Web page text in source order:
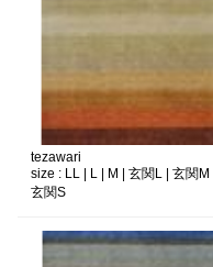
tezawari
size : LL | L | M | 玄関L | 玄関M |
玄関S